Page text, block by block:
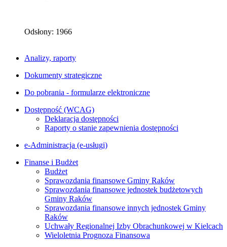
Odsłony: 1966
Analizy, raporty
Dokumenty strategiczne
Do pobrania - formularze elektroniczne
Dostępność (WCAG)
Deklaracja dostępności
Raporty o stanie zapewnienia dostępności
e-Administracja (e-usługi)
Finanse i Budżet
Budżet
Sprawozdania finansowe Gminy Raków
Sprawozdania finansowe jednostek budżetowych
Gminy Raków
Sprawozdania finansowe innych jednostek Gminy
Raków
Uchwały Regionalnej Izby Obrachunkowej w Kielcach
Wieloletnia Prognoza Finansowa